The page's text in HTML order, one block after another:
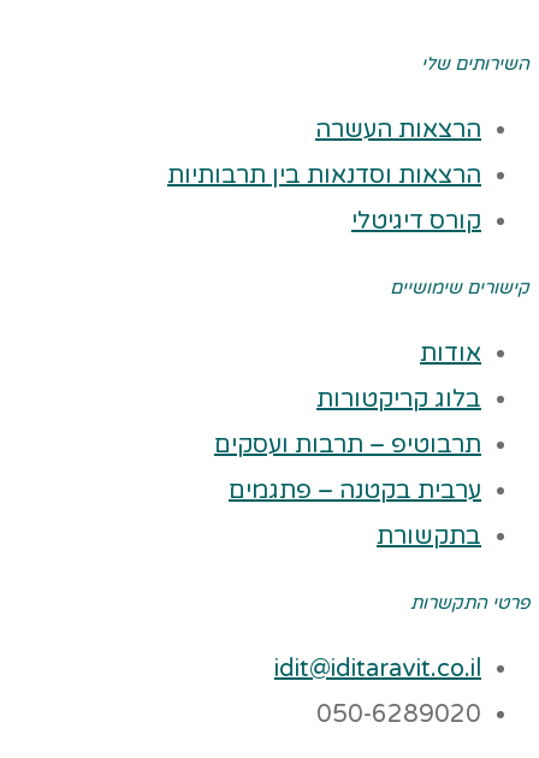
השירותים שלי
הרצאות העשרה
הרצאות וסדנאות בין תרבותיות
קורס דיגיטלי
קישורים שימושיים
אודות
בלוג קריקטורות
תרבוטיפ – תרבות ועסקים
ערבית בקטנה – פתגמים
בתקשורת
פרטי התקשרות
idit@iditaravit.co.il
050-6289020